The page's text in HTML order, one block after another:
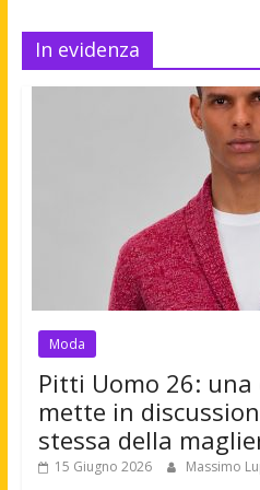
In evidenza
Moda
Pitti Uomo 26: una
mette in
stessa della
15 Giugno 2026 Massimo